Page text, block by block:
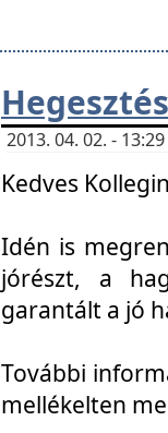
2013. 04. 02. -
Kedves
Idén is
jórészt, a
garantált a jó
További
mellékelten